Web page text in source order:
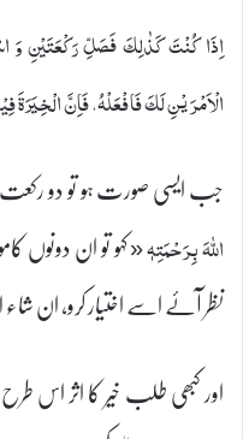
اِذَا كُنْتَ كَذٰلِكَ فَصَلِّ رَكْعَتَيْنِ وَ
الْاَمْرَيْنِ لَكَ فَافْعَلْهُ، فَاِنَّ الْخِيَرَةَ
جب ایسی صورت ہو تو دو رکعت
اللهَ بِرَحْمَتِہٖ« کہو تو ان دونوں
نظر آئے اسے اختیار کرو، ان
اور کبھی طلب خیر کا اثر اس